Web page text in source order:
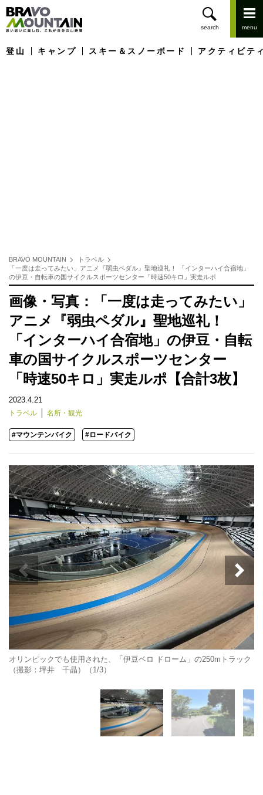
登山 キャンプ スキー＆スノーボード アクティビテ
BRAVO MOUNTAIN
トラベル
「一度は走ってみたい」アニメ『弱虫ペダル』聖地巡礼！ 「インターハイ合宿地」
の伊豆・自転車の国サイクルスポーツセンター「時速50キロ」実走ルポ
画像・写真：「一度は走ってみたい」
アニメ『弱虫ペダル』聖地巡礼！
「インターハイ合宿地」の伊豆・自転
車の国サイクルスポーツセンター
「時速50キロ」実走ルポ【合計3枚】
2023.4.21
トラベル 名所・観光
#マウンテンバイク #ロードバイク
オリンピックでも使用された、「伊豆ベロ ドローム」の250mトラック
（撮影：坪井 千晶）（1/3）